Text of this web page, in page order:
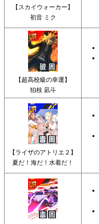
【スカイウォーカー】
初音 ミク
【超高校級の幸運】
狛枝 凪斗
【ライザのアトリエ２】
夏だ！海だ！水着だ！